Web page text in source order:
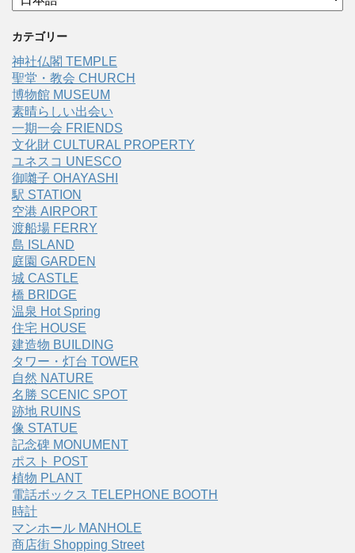
カテゴリー
神社仏閣 TEMPLE
聖堂・教会 CHURCH
博物館 MUSEUM
素晴らしい出会い
一期一会 FRIENDS
文化財 CULTURAL PROPERTY
ユネスコ UNESCO
御囃子 OHAYASHI
駅 STATION
空港 AIRPORT
渡船場 FERRY
島 ISLAND
庭園 GARDEN
城 CASTLE
橋 BRIDGE
温泉 Hot Spring
住宅 HOUSE
建造物 BUILDING
タワー・灯台 TOWER
自然 NATURE
名勝 SCENIC SPOT
跡地 RUINS
像 STATUE
記念碑 MONUMENT
ポスト POST
植物 PLANT
電話ボックス TELEPHONE BOOTH
時計
マンホール MANHOLE
商店街 Shopping Street